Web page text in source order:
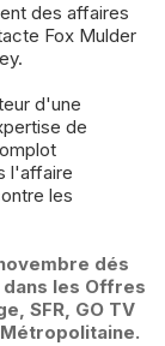
des affaires
Fox Mulder
d'une
de
l'affaire
les
dés
dans les Offres
SFR, GO TV